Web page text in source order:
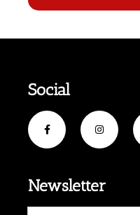
Newsletter
Social